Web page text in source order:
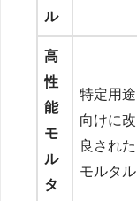
ル
高
性
能
モ
ル
タ
特定用途
向けに改
良された
モルタル